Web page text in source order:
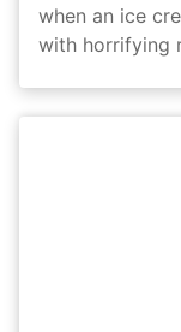
when an ice
with horrifying